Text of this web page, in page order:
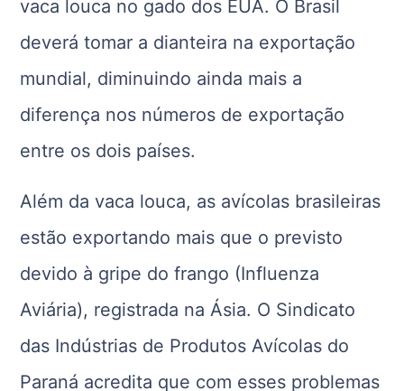
vaca louca no gado dos EUA. O Brasil
deverá tomar a dianteira na exportação
mundial, diminuindo ainda mais a
diferença nos números de exportação
entre os dois países.
Além da vaca louca, as avícolas brasileiras
estão exportando mais que o previsto
devido à gripe do frango (Influenza
Aviária), registrada na Ásia. O Sindicato
das Indústrias de Produtos Avícolas do
Paraná acredita que com esses problemas